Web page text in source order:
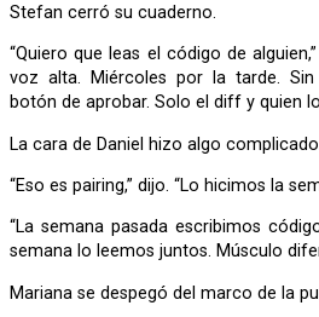
Stefan cerró su cuaderno.
“Quiero que leas el código de alguien,” dijo. “Con esa persona. En
voz alta. Miércoles por la tarde. Sin
botón de aprobar. Solo el diff y quien
La cara de Daniel hizo algo
“Eso es pairing,” dijo. “Lo hicimos la
“La semana pasada escribimos código juntos,” dijo Stefan. “Esta
semana lo leemos juntos. Músculo
Mariana se despegó del marco de la